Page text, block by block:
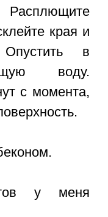
Расплющите
края и
в
воду.
с момента,
у меня